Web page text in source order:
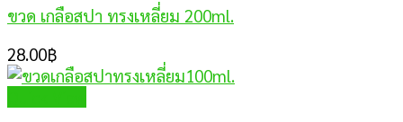
ขวด เกลือสปา ทรงเหลี่ยม 200ml.
28.00฿